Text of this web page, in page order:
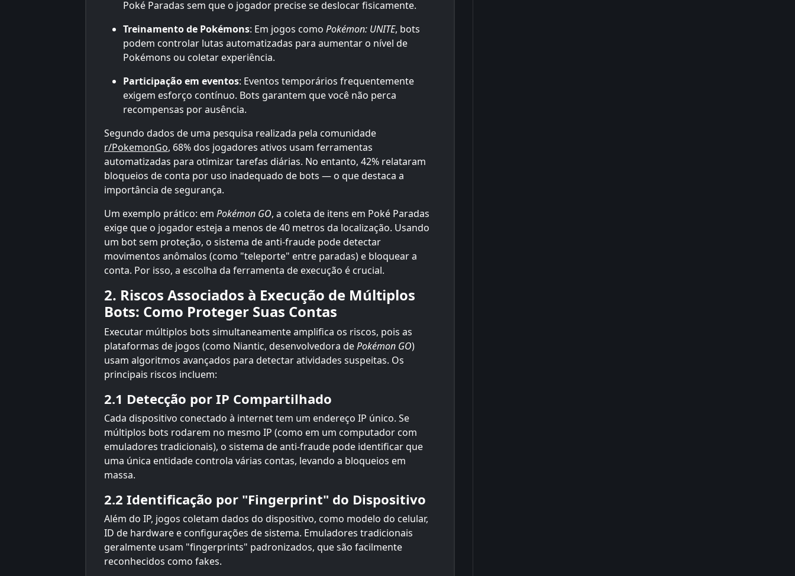
Poké Paradas sem que o jogador precise se deslocar fisicamente.
Treinamento de Pokémons: Em jogos como Pokémon: UNITE, bots
podem controlar lutas automatizadas para aumentar o nível de
Pokémons ou coletar experiência.
Participação em eventos: Eventos temporários frequentemente
exigem esforço contínuo. Bots garantem que você não perca
recompensas por ausência.
Segundo dados de uma pesquisa realizada pela comunidade
r/PokemonGo, 68% dos jogadores ativos usam ferramentas
automatizadas para otimizar tarefas diárias. No entanto, 42% relataram
bloqueios de conta por uso inadequado de bots — o que destaca a
importância de segurança.
Um exemplo prático: em Pokémon GO, a coleta de itens em Poké Paradas
exige que o jogador esteja a menos de 40 metros da localização. Usando
um bot sem proteção, o sistema de anti-fraude pode detectar
movimentos anômalos (como "teleporte" entre paradas) e bloquear a
conta. Por isso, a escolha da ferramenta de execução é crucial.
2. Riscos Associados à Execução de Múltiplos
Bots: Como Proteger Suas Contas
Executar múltiplos bots simultaneamente amplifica os riscos, pois as
plataformas de jogos (como Niantic, desenvolvedora dePokémon GO)
usam algoritmos avançados para detectar atividades suspeitas. Os
principais riscos incluem:
2.1 Detecção por IP Compartilhado
Cada dispositivo conectado à internet tem um endereço IP único. Se
múltiplos bots rodarem no mesmo IP (como em um computador com
emuladores tradicionais), o sistema de anti-fraude pode identificar que
uma única entidade controla várias contas, levando a bloqueios em
massa.
2.2 Identificação por "Fingerprint" do Dispositivo
Além do IP, jogos coletam dados do dispositivo, como modelo do celular,
ID de hardware e configurações de sistema. Emuladores tradicionais
geralmente usam "fingerprints" padronizados, que são facilmente
reconhecidos como fakes.